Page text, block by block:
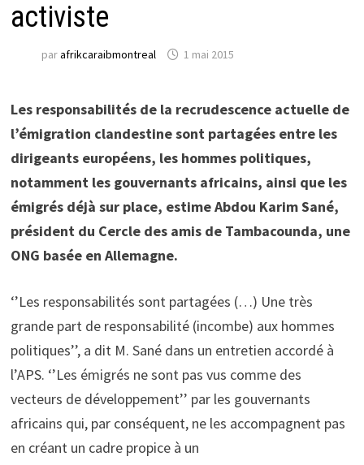
activiste
parafrikcaraibmontreal 1 mai 2015
Les responsabilités de la recrudescence actuelle de
l’émigration clandestine sont partagées entre les
dirigeants européens, les hommes politiques,
notamment les gouvernants africains, ainsi que les
émigrés déjà sur place, estime Abdou Karim Sané,
président du Cercle des amis de Tambacounda, une
ONG basée en Allemagne.
‘’Les responsabilités sont partagées (…) Une très
grande part de responsabilité (incombe) aux hommes
politiques’’, a dit M. Sané dans un entretien accordé à
l’APS. ‘’Les émigrés ne sont pas vus comme des
vecteurs de développement’’ par les gouvernants
africains qui, par conséquent, ne les accompagnent pas
en créant un cadre propice à un